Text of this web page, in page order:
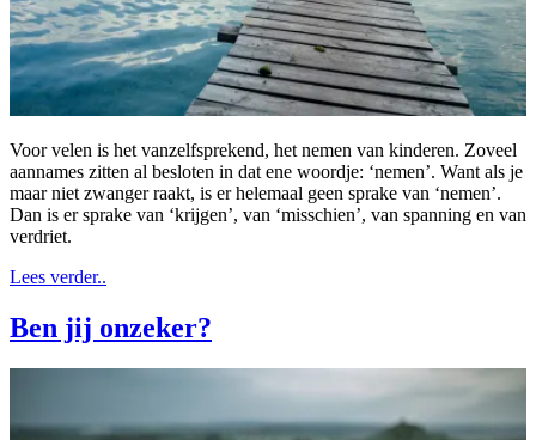
Voor velen is het vanzelfsprekend, het nemen van kinderen. Zoveel
aannames zitten al besloten in dat ene woordje: ‘nemen’. Want als je
maar niet zwanger raakt, is er helemaal geen sprake van ‘nemen’.
Dan is er sprake van ‘krijgen’, van ‘misschien’, van spanning en van
verdriet.
Lees verder..
Ben jij onzeker?